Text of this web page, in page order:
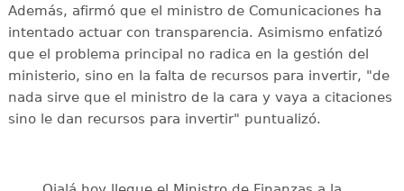
Además, afirmó que el ministro de Comunicaciones ha
intentado actuar con transparencia. Asimismo enfatizó
que el problema principal no radica en la gestión del
ministerio, sino en la falta de recursos para invertir, "de
nada sirve que el ministro de la cara y vaya a citaciones
sino le dan recursos para invertir" puntualizó.